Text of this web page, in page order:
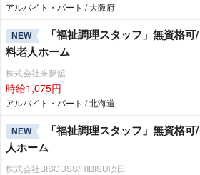
アルバイト・パート / 大阪府
NEW
「福祉調理スタッフ」無資格
料老人ホーム
株式会社来夢舘
時給1,075円
アルバイト・パート / 北海道
NEW
「福祉調理スタッフ」無資格
人ホーム
株式会社BISCUSS/HIBISU吹田